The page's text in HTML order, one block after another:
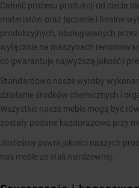
Całość procesu produkcji od ciecia
materiałów oraz łączenie i finalne
produkcyjnych, obsługiwanych
wyłącznie na maszynach
co gwarantuje najwyższą jakość i
Standardowo nasze wyroby
działanie środków chemicznych i
Wszystkie nasze meble mogą być
zostały podane każdorazowo przy
Jesteśmy pewni jakości naszych
nas meble ze stali nierdzewnej.